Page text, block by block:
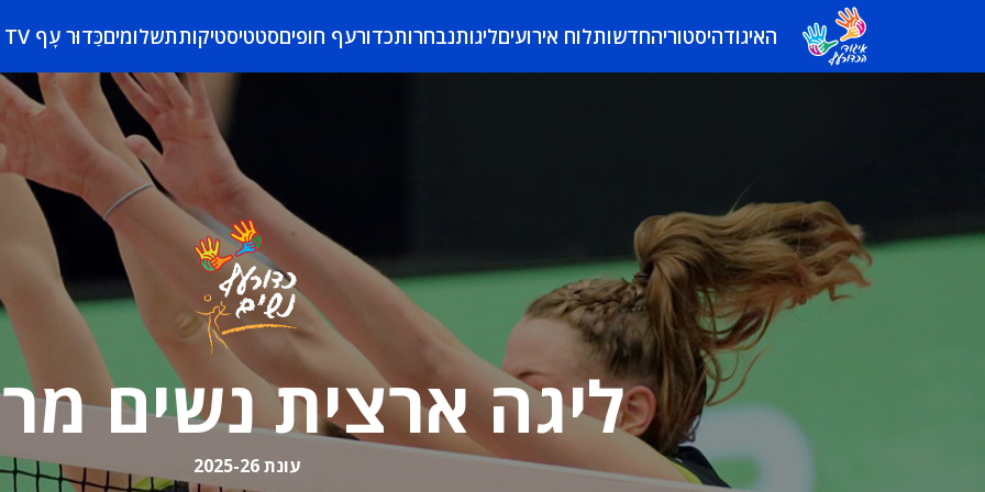
האיגודהיסטוריהחדשותלוח אירועיםליגותנבחרותכדורעף חופיםסטטיסטיקותתשלומיםכַּדוּר עָף TV
ליגה ארצית נשים
עונת 2025-26